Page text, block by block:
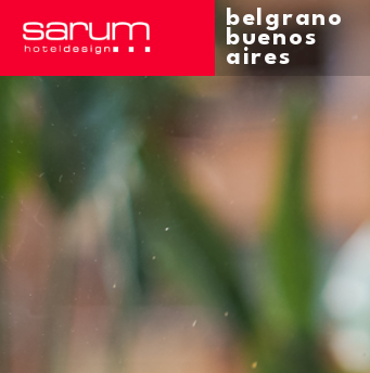
belgrano
buenos
aires